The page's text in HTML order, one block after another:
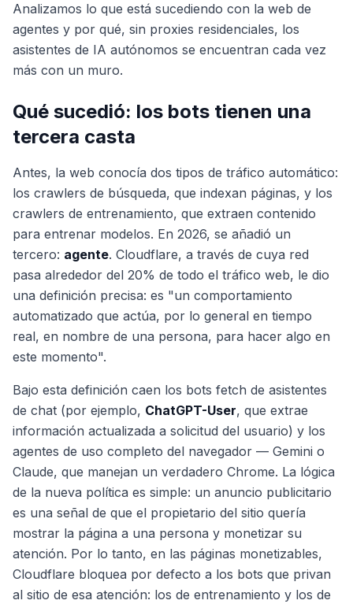
Analizamos lo que está sucediendo con la web de
agentes y por qué, sin proxies residenciales, los
asistentes de IA autónomos se encuentran cada vez
más con un muro.
Qué sucedió: los bots tienen una
tercera casta
Antes, la web conocía dos tipos de tráfico automático:
los crawlers de búsqueda, que indexan páginas, y los
crawlers de entrenamiento, que extraen contenido
para entrenar modelos. En 2026, se añadió un
tercero: agente. Cloudflare, a través de cuya red
pasa alrededor del 20% de todo el tráfico web, le dio
una definición precisa: es "un comportamiento
automatizado que actúa, por lo general en tiempo
real, en nombre de una persona, para hacer algo en
este momento".
Bajo esta definición caen los bots fetch de asistentes
de chat (por ejemplo, ChatGPT-User, que extrae
información actualizada a solicitud del usuario) y los
agentes de uso completo del navegador — Gemini o
Claude, que manejan un verdadero Chrome. La lógica
de la nueva política es simple: un anuncio publicitario
es una señal de que el propietario del sitio quería
mostrar la página a una persona y monetizar su
atención. Por lo tanto, en las páginas monetizables,
Cloudflare bloquea por defecto a los bots que privan
al sitio de esa atención: los de entrenamiento y los de